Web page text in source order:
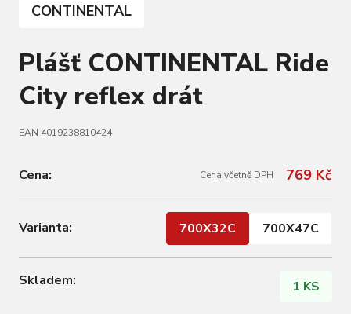
CONTINENTAL
Plášť CONTINENTAL Ride
City reflex drát
EAN 4019238810424
Cena: Cena včetně DPH 769 Kč
Varianta: 700X32C 700X47C
Skladem: 1 KS